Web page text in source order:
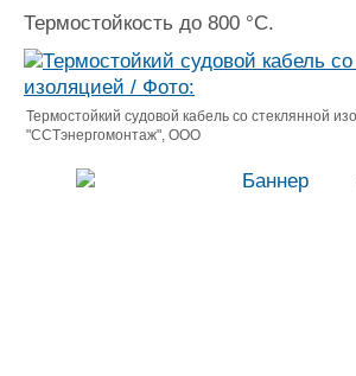
Журнал
Реклама
Конференции
Личности
Флот
Форум
Термостойкость до 800 °C.
Термостойкий судовой кабель со стеклянной
"ССТэнергомонтаж", ООО